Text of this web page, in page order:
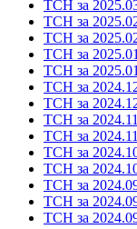
ТСН за
ТСН за
ТСН за
ТСН за
ТСН за
ТСН за
ТСН за
ТСН за
ТСН за
ТСН за
ТСН за
ТСН за
ТСН за
ТСН за